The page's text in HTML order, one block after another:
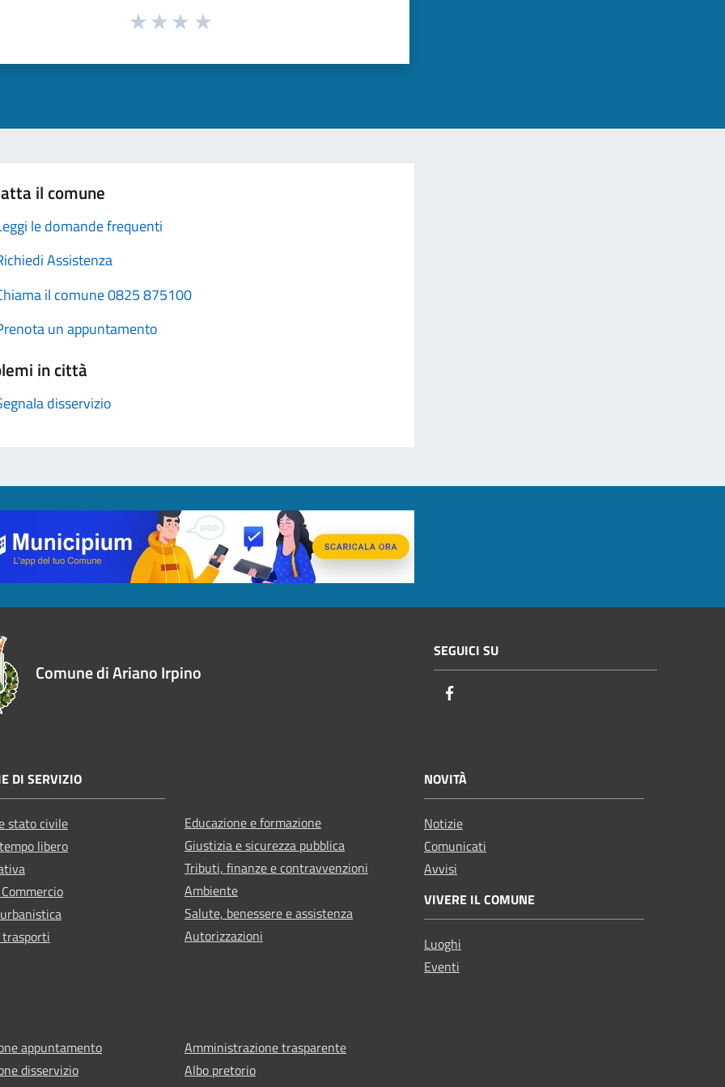
il comune
le domande frequenti
Assistenza
il comune 0825 875100
un appuntamento
in città
disservizio
Comune di Ariano Irpino
SEGUICI SU
DI SERVIZIO
stato civile
libero
Educazione e formazione
Giustizia e sicurezza pubblica
Tributi, finanze e contravvenzioni
Ambiente
Salute, benessere e assistenza
Autorizzazioni
NOVITÀ
Notizie
Comunicati
Avvisi
VIVERE IL COMUNE
Luoghi
Eventi
appuntamento
disservizio
Amministrazione trasparente
Albo pretorio